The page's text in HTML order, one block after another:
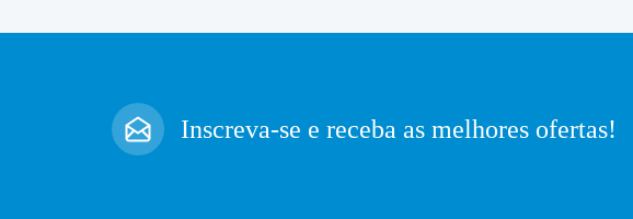
Inscreva-se e receba as melhores ofertas!